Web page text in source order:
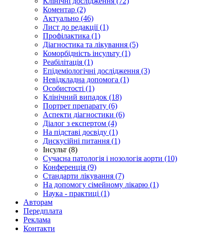
Коментар (2)
Актуально (46)
Лист до редакції (1)
Профілактика (1)
Діагностика та лікування (5)
Коморбідність інсульту (1)
Реабілітація (1)
Епідеміологічні дослідження (3)
Невідкладна допомога (1)
Особистості (1)
Клінічний випадок (18)
Портрет препарату (6)
Аспекти діагностики (6)
Діалог з експертом (4)
На підставі досвіду (1)
Дискусійні питання (1)
Інсульт (8)
Сучасна патологія і нозологія аорти (10)
Конференція (9)
Стандарти лікування (7)
На допомогу сімейному лікарю (1)
Наука - практиці (1)
Авторам
Передплата
Реклама
Контакти